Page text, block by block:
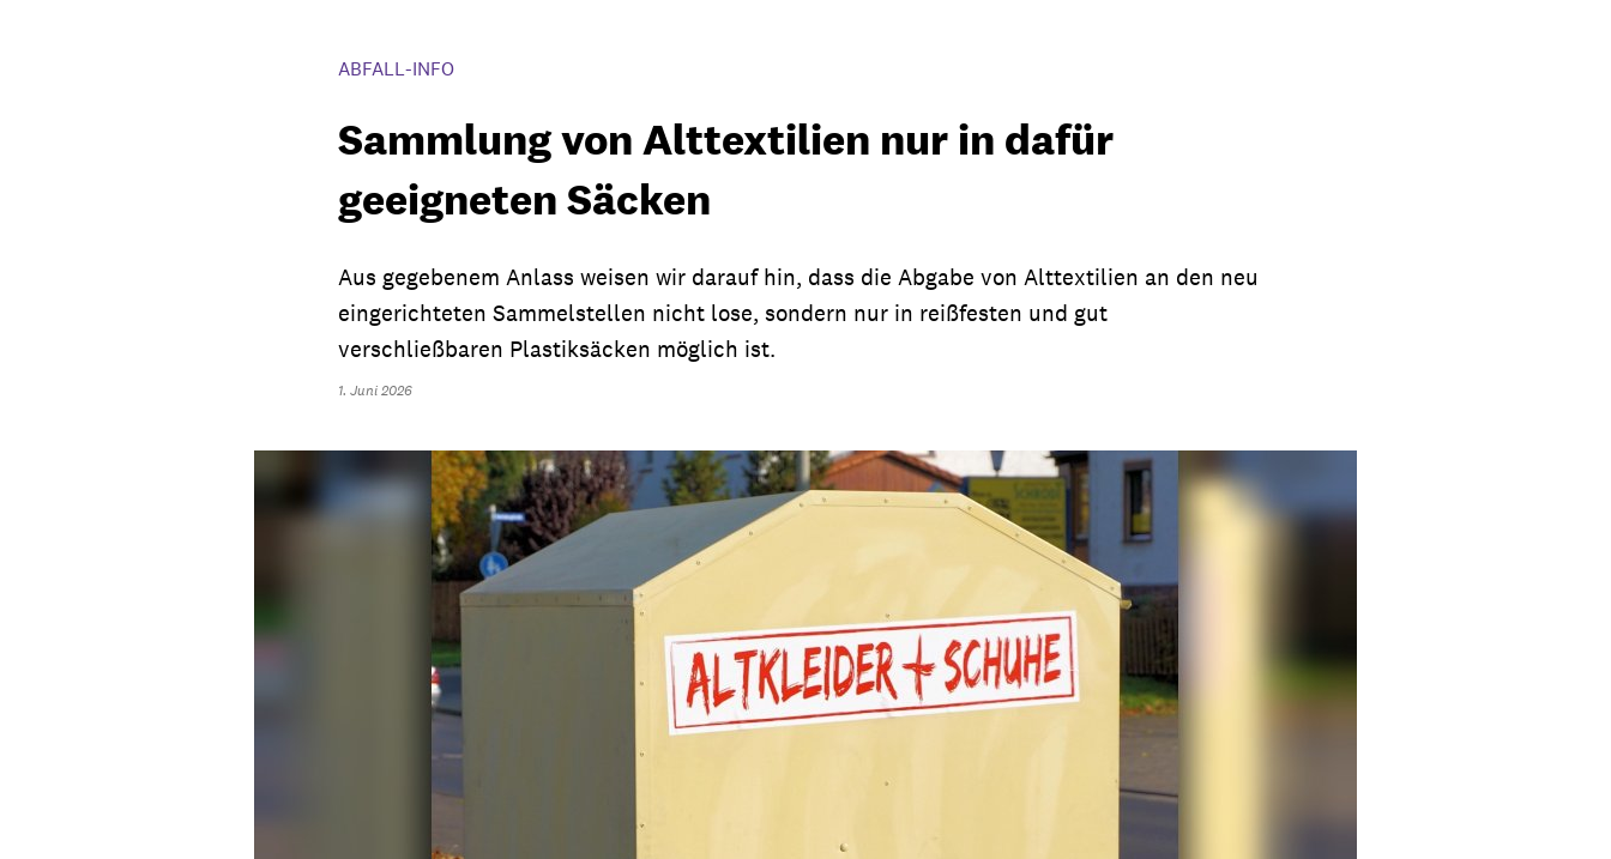
ABFALL-INFO
Sammlung von Alttextilien nur in dafür
geeigneten Säcken
Aus gegebenem Anlass weisen wir darauf hin, dass die Abgabe von Alttextilien an den neu
eingerichteten Sammelstellen nicht lose, sondern nur in reißfesten und gut
verschließbaren Plastiksäcken möglich ist.
1. Juni 2026